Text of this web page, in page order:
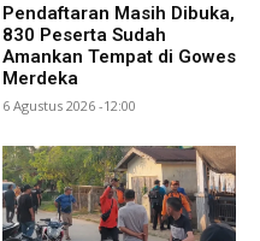
Pendaftaran Masih Dibuka,
830 Peserta Sudah
Amankan Tempat di Gowes
Merdeka
6 Agustus 2026 -12:00